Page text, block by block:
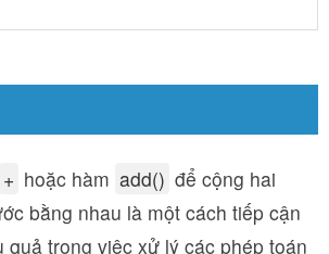
+ hoặc hàm add() để cộng hai
bằng nhau là một cách tiếp cận
quả trong việc xử lý các phép toán